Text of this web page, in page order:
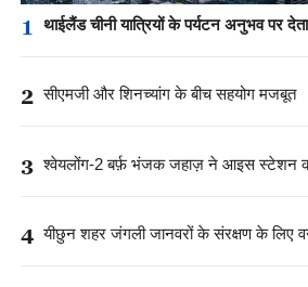
1 थाईलैंड चीनी यात्रियों के पर्यटन अनुभव पर
2 सीएमजी और शिनच्यांग के बीच सहयोग मजबूत
3 श्वेयलोंग-2 बर्फ़ भंजक जहाज़ ने आइस स्टेशन का
4 यीछुन शहर जंगली जानवरों के संरक्षण के लिए